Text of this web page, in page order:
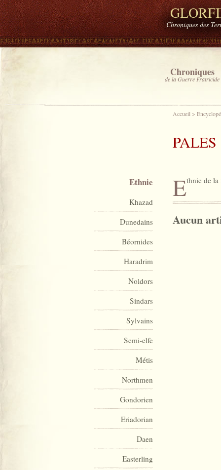
Chroniques des
Chroniques
de la Guerre Fratricide
Accueil >
PALES
Ethnie de
Aucun
Ethnie
Khazad
Dunedains
Béornides
Haradrim
Noldors
Sindars
Sylvains
Semi-elfe
Métis
Northmen
Gondorien
Eriadorian
Daen
Easterling